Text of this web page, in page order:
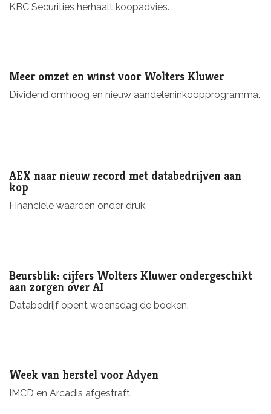
KBC Securities herhaalt koopadvies.
Meer omzet en winst voor Wolters Kluwer
Dividend omhoog en nieuw aandeleninkoopprogramma.
AEX naar nieuw record met databedrijven aan
kop
Financiële waarden onder druk.
Beursblik: cijfers Wolters Kluwer ondergeschikt
aan zorgen over AI
Databedrijf opent woensdag de boeken.
Week van herstel voor Adyen
IMCD en Arcadis afgestraft.